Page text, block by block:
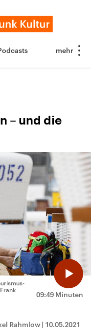
– und die
09:49 Minuten
Rahmlow | 10.05.2021